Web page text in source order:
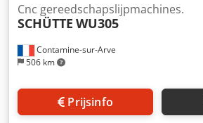
Contamine-sur-Arve
506 km
Cnc gereedschapslijpmachines.
SCHÜTTE WU305
Prijsinfo